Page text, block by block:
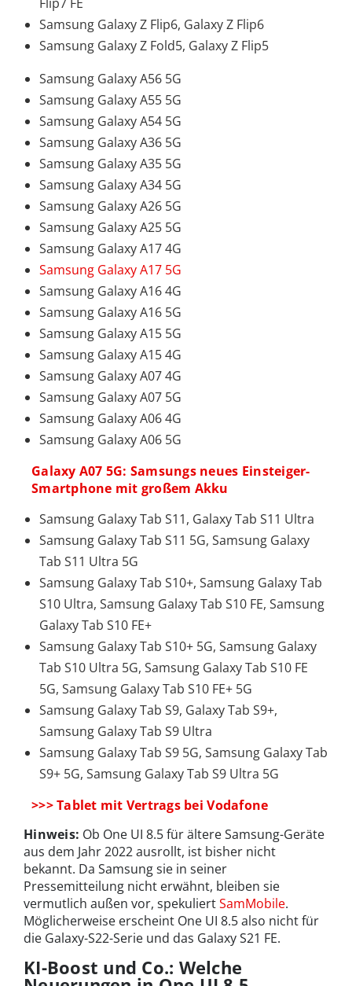
Samsung Galaxy Z Flip6, Galaxy Z Flip6
Samsung Galaxy Z Fold5, Galaxy Z Flip5
Samsung Galaxy A56 5G
Samsung Galaxy A55 5G
Samsung Galaxy A54 5G
Samsung Galaxy A36 5G
Samsung Galaxy A35 5G
Samsung Galaxy A34 5G
Samsung Galaxy A26 5G
Samsung Galaxy A25 5G
Samsung Galaxy A17 4G
Samsung Galaxy A17 5G
Samsung Galaxy A16 4G
Samsung Galaxy A16 5G
Samsung Galaxy A15 5G
Samsung Galaxy A15 4G
Samsung Galaxy A07 4G
Samsung Galaxy A07 5G
Samsung Galaxy A06 4G
Samsung Galaxy A06 5G
Galaxy A07 5G: Samsungs neues Einsteiger-
Smartphone mit großem Akku
Samsung Galaxy Tab S11, Galaxy Tab S11 Ultra
Samsung Galaxy Tab S11 5G, Samsung Galaxy
Tab S11 Ultra 5G
Samsung Galaxy Tab S10+, Samsung Galaxy Tab
S10 Ultra, Samsung Galaxy Tab S10 FE, Samsung
Galaxy Tab S10 FE+
Samsung Galaxy Tab S10+ 5G, Samsung Galaxy
Tab S10 Ultra 5G, Samsung Galaxy Tab S10 FE
5G, Samsung Galaxy Tab S10 FE+ 5G
Samsung Galaxy Tab S9, Galaxy Tab S9+,
Samsung Galaxy Tab S9 Ultra
Samsung Galaxy Tab S9 5G, Samsung Galaxy Tab
S9+ 5G, Samsung Galaxy Tab S9 Ultra 5G
>>> Tablet mit Vertrags bei Vodafone
Hinweis: Ob One UI 8.5 für ältere Samsung-Geräte
aus dem Jahr 2022 ausrollt, ist bisher nicht
bekannt. Da Samsung sie in seiner
Pressemitteilung nicht erwähnt, bleiben sie
vermutlich außen vor, spekuliertSamMobile.
Möglicherweise erscheint One UI 8.5 also nicht für
die Galaxy-S22-Serie und das Galaxy S21 FE.
KI-Boost und Co.: Welche